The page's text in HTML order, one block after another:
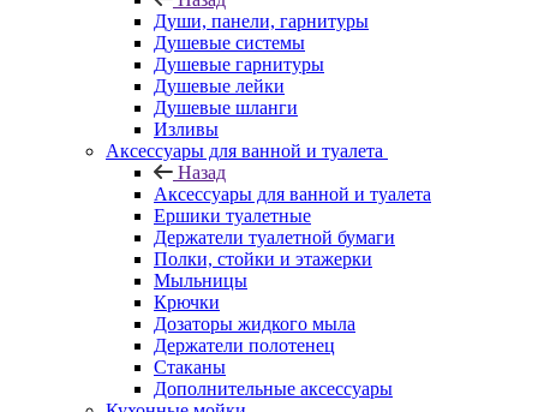
Души, панели, гарнитуры
Душевые системы
Душевые гарнитуры
Душевые лейки
Душевые шланги
Изливы
Аксессуары для ванной и туалета
Назад
Аксессуары для ванной и туалета
Ершики туалетные
Держатели туалетной бумаги
Полки, стойки и этажерки
Мыльницы
Крючки
Дозаторы жидкого мыла
Держатели полотенец
Стаканы
Дополнительные аксессуары